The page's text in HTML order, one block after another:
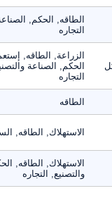
الطاقه, الحكم, الصناعة
التجاره
الزراعة, الطاقه,
الحكم, الصناعة
التجاره
الطاقه
الاستهلاك, الطاقه,
الاستهلاك, الطاقه,
والتصنيع, التجاره